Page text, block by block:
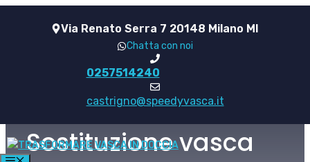
Via Renato Serra 7 20148 Milano MI
Chatta con noi
0257514240
castrigno@speedyvasca.it
Sostituzione vasca